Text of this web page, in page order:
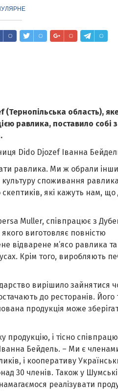
область),
равлика, поставило собі
Dido Djozef Іванна
равлика. Ми ж обрали
споживання
які кажуть нам, що
Muller, співпрацює з
виготовляє повністю
відварене м’ясо равлика та
Крім того, виробляють
вирішило зайнятися
до ресторанів. Його
продукція може
і тісно
Бейдель. – Ми є
і кооперативу
30 членів. Також у
реалізувати